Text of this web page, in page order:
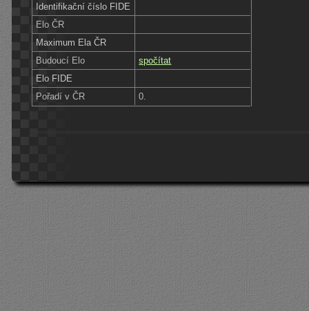
Identifikační číslo FIDE
Elo ČR
Maximum Ela ČR
Budoucí Elo
spočítat
Elo FIDE
Pořadí v ČR
0.